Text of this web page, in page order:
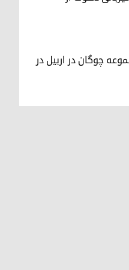
چوگان در اربیل در